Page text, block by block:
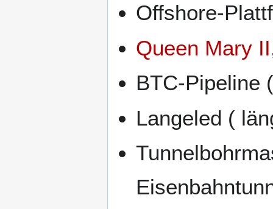
Offshore-
Queen Mary II
BTC-Pipeline
Langeled (